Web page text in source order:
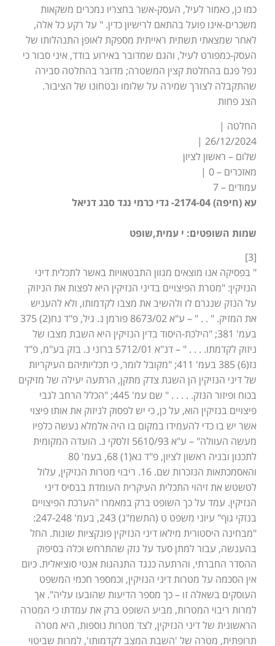
כמו כן, כאמור לעיל, העסק-אשר בחצריו נמכרים משקאות
משכרים-אינו פועל בהתאם לרישיון כדין. " על רקע כל אלה,
לאחר שמצאתי תשתית ראייתית מספקת לאופן התנהלותו של
העסק-כמפורט לעיל, והגם שמדובר באירוע בודד, איני סבור כי
נפל פגם בהחלטת קצין המשטרה; מדובר בהחלטה סבירה
שהתקבלה לצורך שמירה על שלומו ובטחונו של הציבור.
הצג פחות
החלטה |
26/12/2024 |
שלום – ראשון לציון
מאזכרים – 0 |
עמודים – 7
עא (חיפה) 2174-04- גדי כרמי נגד סבג דניאל
שמות השופטים: י עמית,שופט
[3]
" בפסיקה אנו מוצאים מגוון התבטאויות באשר לתכלית דיני
הנזיקין: "מטרת הפיצויים בדיני הנזיקין היא לפצות את הניזוק
על הנזק שנגרם לו ולהשיב את מצבו לקדמותו, ולא להעניש
את המזיק. " . . " – ע"א 8673/02 פורמן נ. גיל, פ"ד נח(2) 375
בעמ' 381; "הילכת-היסוד בדין הנזיקין היא השבת מצבו של
ניזוק לקדמתו. . . . " – דנ"א 5712/01 ברזני נ. בזק בע"מ, פ"ד
נז(6) 385 בעמ' 411; "מקובל לומר, כי תכליותיהם העיקריות
של דיני הנזיקין הן השגת צדק מתקן, הרתעה יעילה של מזיקים
בכוח ופיזור הנזק. . . . . " שם עמ' 445; "הכלל הרחב לגבי
פיצויים בנזיקין הוא, על כן, כי יש לפסוק לניזוק את אותו פיצוי
אשר יש בו כדי להעמידו במקום בו היה אלמלא נעשה כלפיו
מעשה העוולה" – ע"א 5610/93 זלסקי נ. הועדה המקומית
לתכנון ובניה ראשון לציון, פ"ד נא(1) 68, בעמ' 80
והאסמכתאות הנזכרות שם. 16. ריבוי מטרות הנזיקין, עלול
לטשטש את זיהוי התכלית העיקרית העומדת בבסיס דיני
הנזיקין. עמד על כך השופט ברק במאמרו "הערכת הפיצויים
בנזקי גוף" עיוני משפט ט (התשמ"ג) 243, בעמ' 247-248:
"מבחינה היסטורית מילאו דיני הנזיקין פונקציות שונות. החל
בהענשה, עבור למתן סעד על נזק שהתרחש וכלה בסיפוק
ההסדר החברתי, והרתעה כנגד התנהגות אנטי סוציאלית. כיום
אין הסכמה על מטרות דיני הנזיקין, וכמספר חכמי המשפט
העוסקים בשאלה זו – כך מספר הדיעות שהובעו עליה". אך
למרות ריבוי המטרות, מביע השופט ברק את עמדתו כי המטרה
הראשונית של דיני הנזיקין, לצד מטרות נוספות, היא מטרה
תרופתית, מטרה של 'השבת המצב לקדמותו', למרות שביטוי